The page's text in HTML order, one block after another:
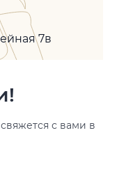
7в
с вами в